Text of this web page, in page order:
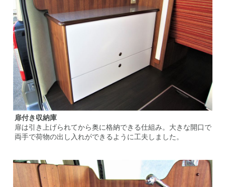
扉付き収納庫
扉は引き上げられてから奥に格納できる仕組み。大きな開口で
両手で荷物の出し入れができるように工夫しました。